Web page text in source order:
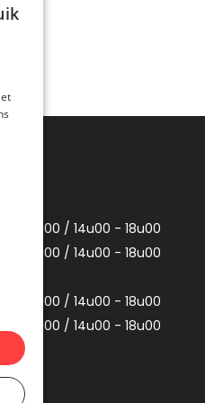
- 12u00 / 14u00 - 18u00
- 12u00 / 14u00 - 18u00
- 12u00 / 14u00 - 18u00
- 12u00 / 14u00 - 18u00